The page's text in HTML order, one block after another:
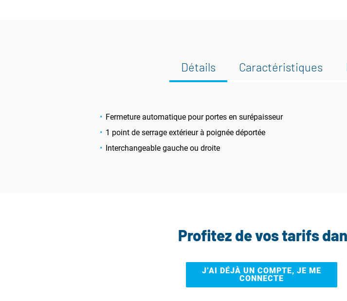
Détails Caractéristiques
Fermeture automatique pour portes en surépaisseur
1 point de serrage extérieur à poignée déportée
Interchangeable gauche ou droite
Profitez de vos tarifs
J’AI DÉJÀ UN COMPTE, JE ME
CONNECTE